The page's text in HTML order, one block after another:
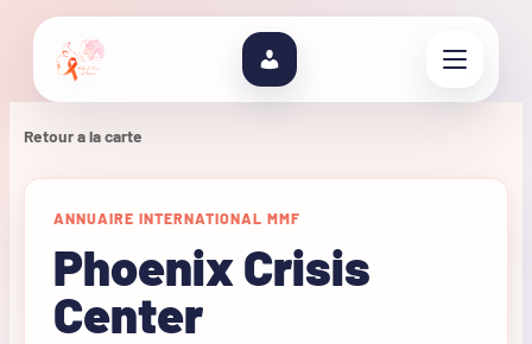
Retour a la carte
ANNUAIRE INTERNATIONAL MMF
Phoenix Crisis
Center